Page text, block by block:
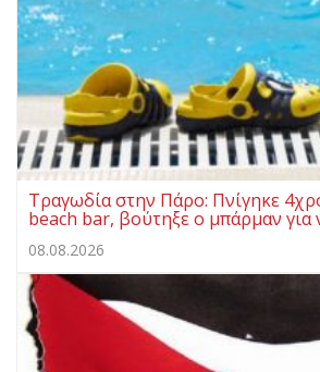
Τραγωδία στην Πάρο: Πνίγηκε
beach bar, βούτηξε ο μπάρμαν για
08.08.2026